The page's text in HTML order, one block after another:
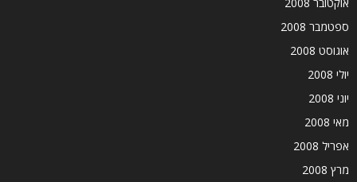
ספטמבר 2008
אוגוסט 2008
יולי 2008
יוני 2008
מאי 2008
אפריל 2008
מרץ 2008